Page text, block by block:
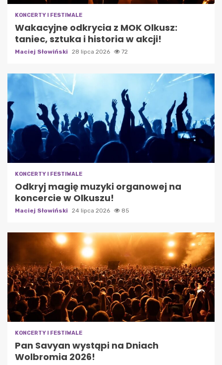
KONCERTY I FESTIWALE
Wakacyjne odkrycia z MOK Olkusz:
taniec, sztuka i historia w akcji!
Maciej Słowiński 28 lipca 2026 72
KONCERTY I FESTIWALE
Odkryj magię muzyki organowej na
koncercie w Olkuszu!
Maciej Słowiński 24 lipca 2026 85
KONCERTY I FESTIWALE
Pan Savyan wystąpi na Dniach
Wolbromia 2026!